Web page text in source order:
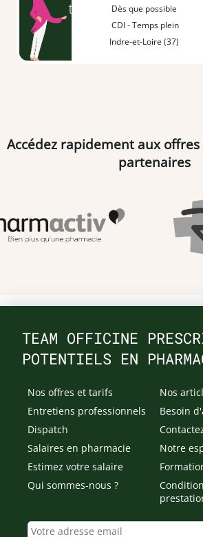
Dès que possible
CDI - Temps plein
Indre-et-Loire (37)
Accédez rapidement aux
partenaires
TEAM OFFICINE
POTENTIELS EN
Nos offres et tarifs
Entretiens professionnels
Dispatch
Salaires en pharmacie
Estimez votre salaire
Qui sommes-nous ?
Nos
Besoin
Notre